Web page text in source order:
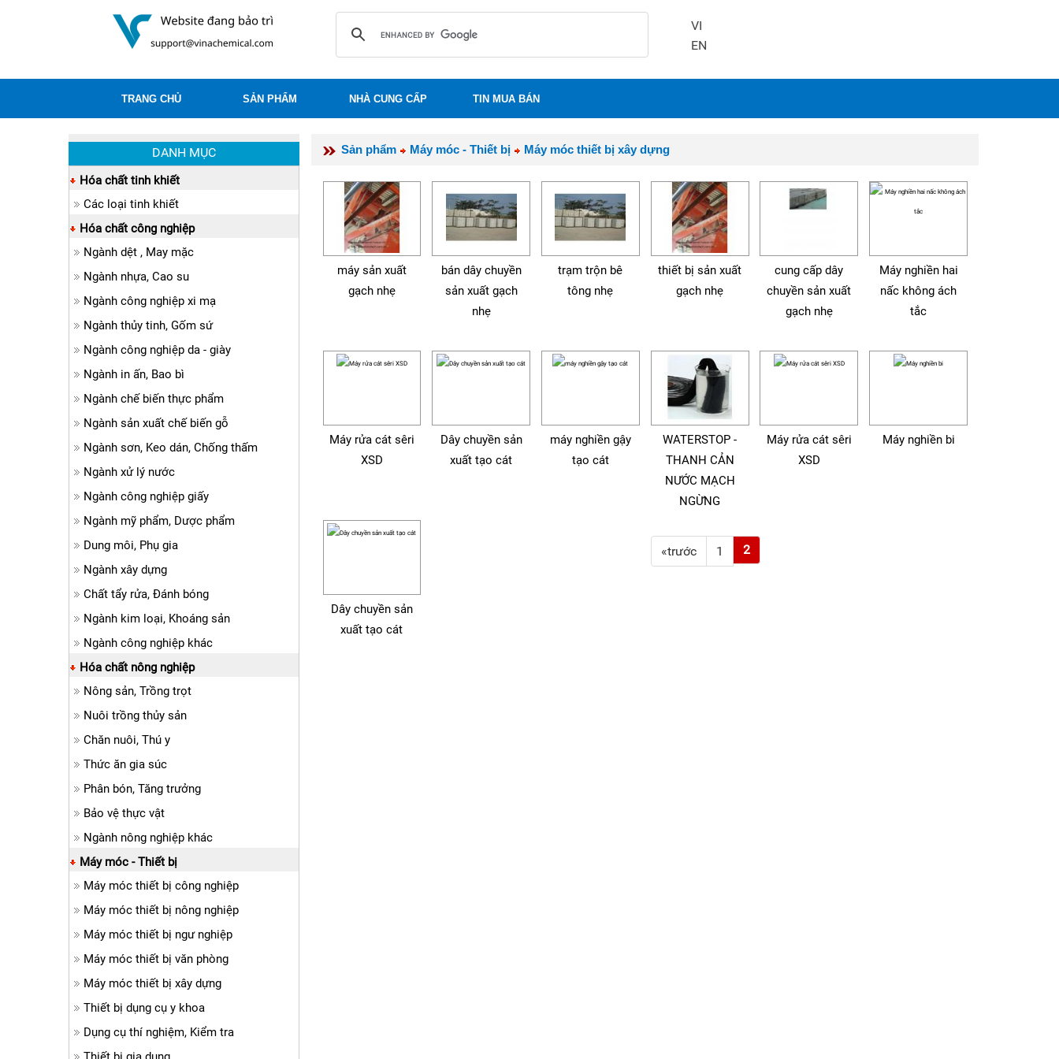
VI
EN
TRANG CHỦ SẢN PHẨM NHÀ CUNG CẤP TIN MUA BÁN
Sản phẩm Máy móc - Thiết bị Máy móc thiết bị xây dựng
máy sản xuất
gạch nhẹ
bán dây chuyền
sản xuất gạch
nhẹ
trạm trộn bê
tông nhẹ
thiết bị sản xuất
gạch nhẹ
cung cấp dây
chuyền sản xuất
gạch nhẹ
Máy nghiền hai
nấc không ách
tắc
Máy rửa cát sêri
XSD
Dây chuyền sản
xuất tạo cát
máy nghiền gậy
tạo cát
WATERSTOP -
THANH CẢN
NƯỚC MẠCH
NGỪNG
Máy rửa cát sêri
XSD
Máy nghiền bi
Dây chuyền sản
xuất tạo cát
«trước 1 2
DANH MỤC
Hóa chất tinh khiết
Các loại tinh khiết
Hóa chất công nghiệp
Ngành dệt , May mặc
Ngành nhựa, Cao su
Ngành công nghiệp xi mạ
Ngành thủy tinh, Gốm sứ
Ngành công nghiệp da - giày
Ngành in ấn, Bao bì
Ngành chế biến thực phẩm
Ngành sản xuất chế biến gỗ
Ngành sơn, Keo dán, Chống thấm
Ngành xử lý nước
Ngành công nghiệp giấy
Ngành mỹ phẩm, Dược phẩm
Dung môi, Phụ gia
Ngành xây dựng
Chất tẩy rửa, Đánh bóng
Ngành kim loại, Khoáng sản
Ngành công nghiệp khác
Hóa chất nông nghiệp
Nông sản, Trồng trọt
Nuôi trồng thủy sản
Chăn nuôi, Thú y
Thức ăn gia súc
Phân bón, Tăng trưởng
Bảo vệ thực vật
Ngành nông nghiệp khác
Máy móc - Thiết bị
Máy móc thiết bị công nghiệp
Máy móc thiết bị nông nghiệp
Máy móc thiết bị ngư nghiệp
Máy móc thiết bị văn phòng
Máy móc thiết bị xây dựng
Thiết bị dụng cụ y khoa
Dụng cụ thí nghiệm, Kiểm tra